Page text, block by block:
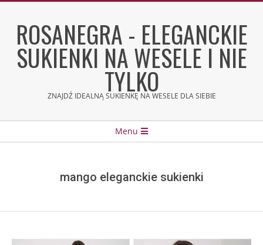
contentROSANEGRA - ELEGANCKIE
SUKIENKI NA WESELE I NIE
TYLKO
ZNAJDŹ IDEALNĄ SUKIENKĘ NA WESELE DLA SIEBIE
Menu
mango eleganckie sukienki